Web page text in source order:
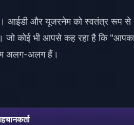
है। आईडी और यूजरनेम को स्वतंत्र रूप से
जो कोई भी आपसे कह रहा है कि
अलग-अलग हैं।